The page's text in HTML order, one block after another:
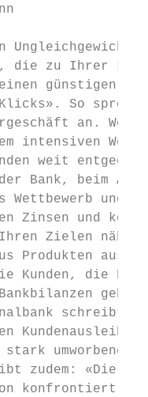
die zu Ihrer
günstigen
Klicks». So
an.
intensiven
weit
Bank, beim
Wettbewerb
Zinsen und
Ihren Zielen
Produkten
Kunden, die
Bankbilanzen
zudem:
konfrontiert,